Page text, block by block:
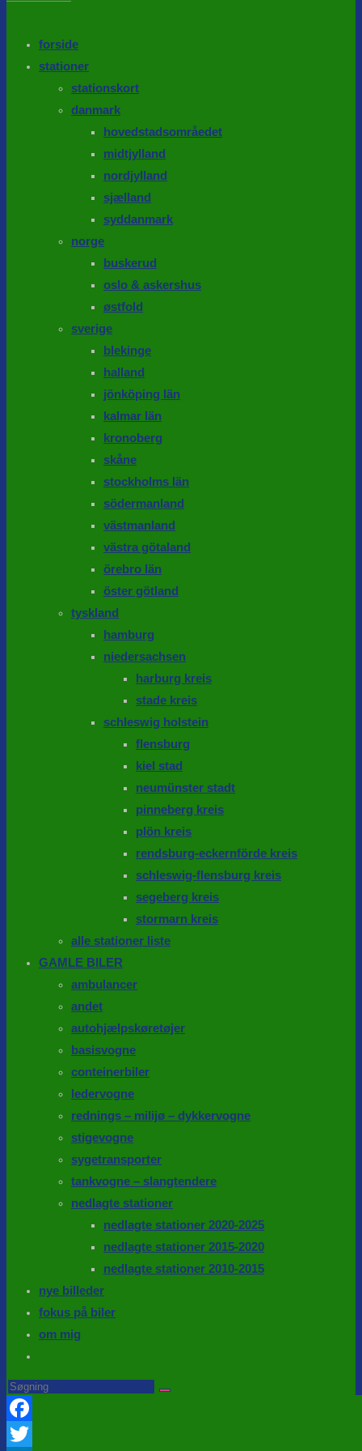
forside
stationer
stationskort
danmark
hovedstadsområedet
midtjylland
nordjylland
sjælland
syddanmark
norge
buskerud
oslo & askershus
østfold
sverige
blekinge
halland
jönköping län
kalmar län
kronoberg
skåne
stockholms län
södermanland
västmanland
västra götaland
örebro län
öster götland
tyskland
hamburg
niedersachsen
harburg kreis
stade kreis
schleswig holstein
flensburg
kiel stad
neumünster stadt
pinneberg kreis
plön kreis
rendsburg-eckernförde kreis
schleswig-flensburg kreis
segeberg kreis
stormarn kreis
alle stationer liste
GAMLE BILER
ambulancer
andet
autohjælpskøretøjer
basisvogne
conteinerbiler
ledervogne
rednings – milijø – dykkervogne
stigevogne
sygetransporter
tankvogne – slangtendere
nedlagte stationer
nedlagte stationer 2020-2025
nedlagte stationer 2015-2020
nedlagte stationer 2010-2015
nye billeder
fokus på biler
om mig
website
Search
this
website
Facebook